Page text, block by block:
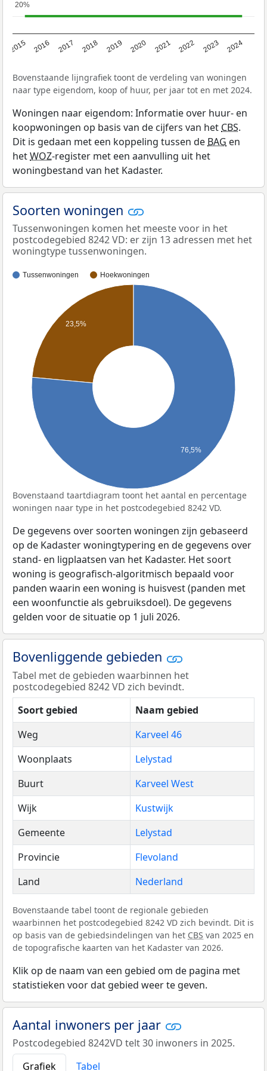
2015 2016 2017 2018 2019 2020 2021 2022 2023 2024
20%
20%
Bovenstaande lijngrafiek toont de verdeling van woningen
naar type eigendom, koop of huur, per jaar tot en met 2024.
Woningen naar eigendom: Informatie over huur- en
koopwoningen op basis van de cijfers van het CBS.
Dit is gedaan met een koppeling tussen de BAG en
hetWOZ-register met een aanvulling uit het
woningbestand van het Kadaster.
Soorten woningen
Tussenwoningen komen het meeste voor in het
postcodegebied 8242 VD: er zijn 13 adressen met het
woningtype tussenwoningen.
Tussenwoningen Hoekwoningen
23,5%
76,5%
Bovenstaand taartdiagram toont het aantal en percentage
woningen naar type in het postcodegebied 8242 VD.
De gegevens over soorten woningen zijn gebaseerd
op de Kadaster woningtypering en de gegevens over
stand- en ligplaatsen van het Kadaster. Het soort
woning is geografisch-algoritmisch bepaald voor
panden waarin een woning is huisvest (panden met
een woonfunctie als gebruiksdoel). De gegevens
gelden voor de situatie op 1 juli 2026.
Bovenliggende gebieden
Tabel met de gebieden waarbinnen het
postcodegebied 8242 VD zich bevindt.
Soort gebied
Naam gebied
Weg
Karveel 46
Woonplaats
Lelystad
Buurt
Karveel West
Wijk
Kustwijk
Gemeente
Lelystad
Provincie
Flevoland
Land
Nederland
Bovenstaande tabel toont de regionale gebieden
waarbinnen het postcodegebied 8242 VD zich bevindt. Dit is
op basis van de gebiedsindelingen van het CBS van 2025 en
de topografische kaarten van het Kadaster van 2026.
Klik op de naam van een gebied om de pagina met
statistieken voor dat gebied weer te geven.
Aantal inwoners per jaar
Postcodegebied 8242VD telt 30 inwoners in 2025.
Grafiek
Tabel